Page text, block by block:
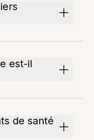
est-il
de santé